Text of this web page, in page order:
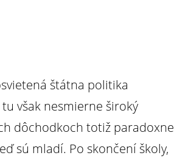
štátna politika
však nesmierne široký
dôchodkoch totiž paradoxne
sú mladí. Po skončení školy,